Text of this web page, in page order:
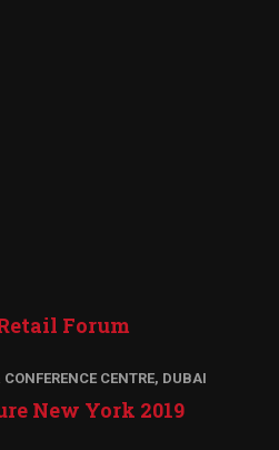
Forum
CENTRE, DUBAI
New York 2019